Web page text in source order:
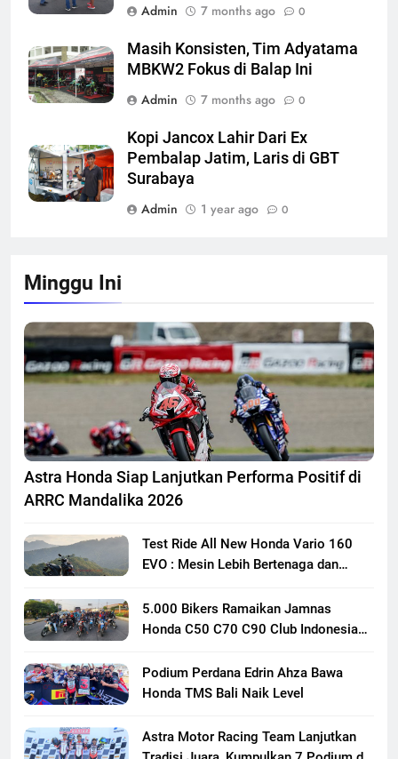
Admin
7 months ago 0
Masih Konsisten, Tim Adyatama
MBKW2 Fokus di Balap Ini
Admin
7 months ago 0
Kopi Jancox Lahir Dari Ex
Pembalap Jatim, Laris di GBT
Surabaya
Admin
1 year ago 0
Minggu Ini
Astra Honda Siap Lanjutkan Performa Positif di
ARRC Mandalika 2026
Test Ride All New Honda Vario 160
EVO : Mesin Lebih Bertenaga dan
5.000 Bikers Ramaikan Jamnas
Honda C50 C70 C90 Club Indonesia
Persaudaraan Pecinta Motor Klasik
Honda
Podium Perdana Edrin Ahza Bawa
Honda TMS Bali Naik Level
Astra Motor Racing Team Lanjutkan